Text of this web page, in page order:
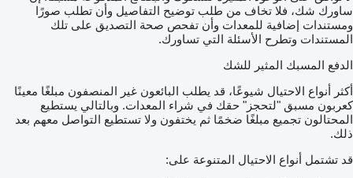
ساورك شك، فلا تخاف من طلب توضيح التفاصيل وأن تطلب صورًا
ومستندات إضافية للمعدات وأن تفحص صحة التصديق على تلك
المستندات وتطرح الأسئلة التي تساورك.
الدفع المسبك المثير للشك
أكثر أنواع الاحتيال شيوعًا، قد يطلب البائعون غير المنصفون مبلغًا معينًا
كعربون مسبق "لتحجز" حقك في شراء المعدات. وبالتالي يستطيع
المحتالون تجميع مبلغًا ضخمًا ثم يختفون ولا تستطيع التواصل معهم بعد
ذلك.
قد تشتمل أنواع الاحتيال المتنوعة على: